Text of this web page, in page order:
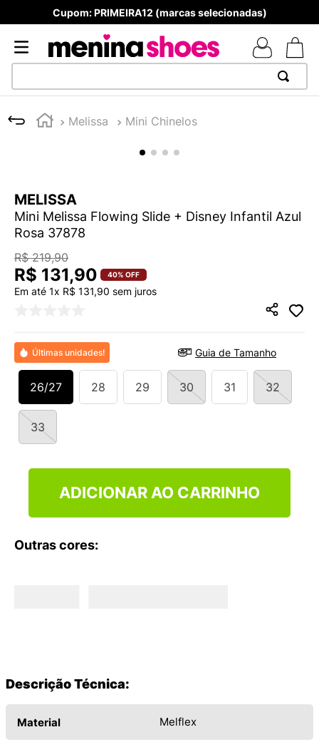
Cupom: PRIMEIRA12 (marcas selecionadas)
Melissa Mini Chinelos
MELISSA
Mini Melissa Flowing Slide + Disney Infantil Azul
Rosa 37878
R$ 219,90
R$ 131,90 40% OFF
Em até 1x R$ 131,90 sem juros
Últimas unidades! Guia de Tamanho
26/27 28 29 30 31 32
33
ADICIONAR AO CARRINHO
Outras cores:
Descrição Técnica:
Material Melflex
1
TÊNIS NEWS BALANCE 530
º
NEW 9060
ADIDAS
6
SAMBA
7º
MELISSA SLIDE
VANS TÊNIS VANS ULTRARANGE
10º VEJA COUNTRY